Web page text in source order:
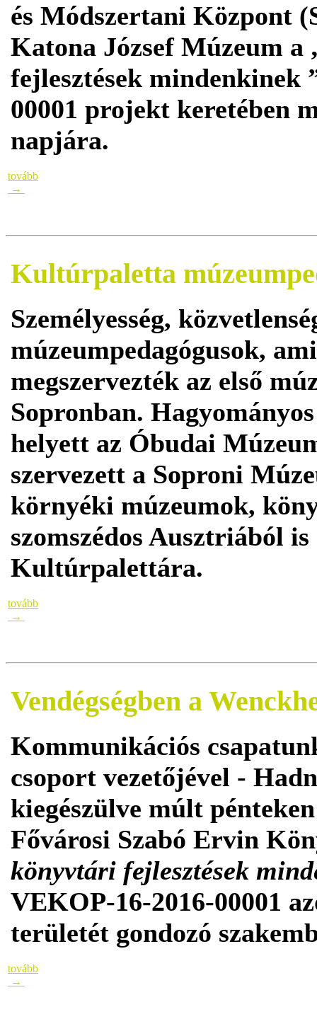
és Módszertani Központ
Katona József Múzeum
fejlesztések mindenkinek
00001 projekt keretében
napjára.
tovább
→
Kultúrpaletta
Személyesség,
múzeumpedagógusok,
megszervezték az első
Sopronban.
helyett az Óbudai
szervezett a Soproni
környéki múzeumok,
szomszédos Ausztriából
Kultúrpalettára.
tovább
→
Vendégségben a
Kommunikációs
csoport vezetőjével -
kiegészülve múlt
Fővárosi Szabó Ervin
könyvtári fejlesztések
VEKOP-16-2016-00001
területét gondozó
tovább
→